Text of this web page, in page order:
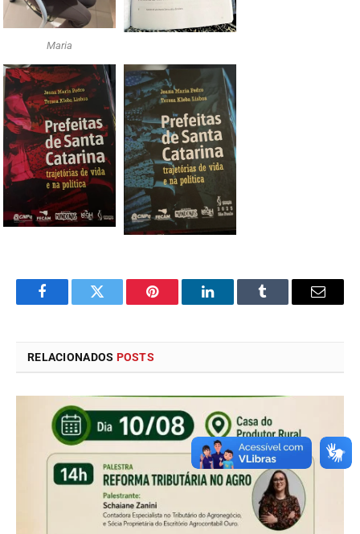
Maria
FacebookTwitter Pinterest LinkedInTumblr
E-
RELACIONADOS POSTS